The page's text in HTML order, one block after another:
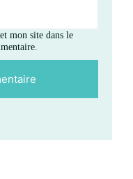
mon site dans le